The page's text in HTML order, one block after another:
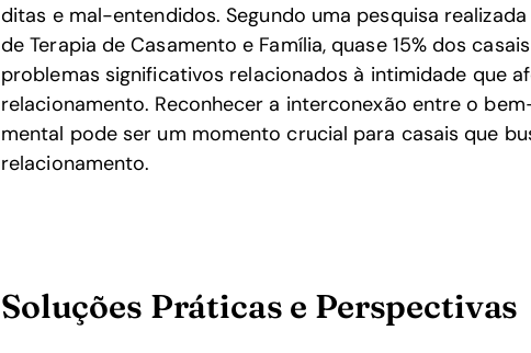
ditas e mal-entendidos. Segundo uma pesquisa
de Terapia de Casamento e Família, quase 15% dos
problemas significativos relacionados à intimidade que
relacionamento. Reconhecer a interconexão entre o
mental pode ser um momento crucial para casais que
relacionamento.
Soluções Práticas e Perspectivas